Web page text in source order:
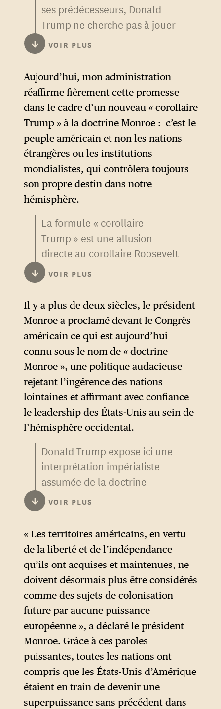
ses prédécesseurs, Donald
Trump ne cherche pas à jouer
sur l’ambiguïté permise par
l’adjectif anglais
« souveraineté américaine »
qu’il célèbre est clairement
celle des seuls États-Unis et
non de l’ensemble du
continent américain. Ce sont
la patrie, les intérêts et le
bien-être des seuls citoyens
états-uniens qui le
préoccupent.
↓ VOIR PLUS
Aujourd’hui, mon administration
réaffirme fièrement cette promesse
dans le cadre d’un nouveau « corollaire
Trump » à la doctrine Monroe : c’est le
peuple américain et non les nations
étrangères ou les institutions
mondialistes, qui contrôlera toujours
son propre destin dans notre
hémisphère.
La formule « corollaire
Trump » est une allusion
directe au corollaire Roosevelt
de 1904. Dans les deux cas, il
s’agit d’infléchir la politique
étrangère états-unienne. Mais
de présenter ce changement
non pas comme une
nouveauté, mais comme une
simple actualisation, qui
découlerait de la doctrine
Monroe sans la remettre
fondamentalement en cause.
↓ VOIR PLUS
Il y a plus de deux siècles, le président
Monroe a proclamé devant le Congrès
américain ce qui est aujourd’hui
connu sous le nom de « doctrine
Monroe », une politique audacieuse
rejetant l’ingérence des nations
lointaines et affirmant avec confiance
le leadership des États-Unis au sein de
l’hémisphère occidental.
Donald Trump expose ici une
interprétation impérialiste
assumée de la doctrine
Monroe. Il ne cherche pas
comme certains de ses
prédécesseurs à la présenter
comme une opposition de
principe aux ingérences
étrangères en Amérique : les
seules qu’il dénonce sont
celles provenant des « nations
lointaines », autrement dit
non américaines. C’est là une
manière de légitimer en creux
les ingérences proches,
autrement dit provenant des
États-Unis eux-mêmes.
↓ VOIR PLUS
« Les territoires américains, en vertu
de la liberté et de l’indépendance
qu’ils ont acquises et maintenues, ne
doivent désormais plus être considérés
comme des sujets de colonisation
future par aucune puissance
européenne », a déclaré le président
Monroe. Grâce à ces paroles
puissantes, toutes les nations ont
compris que les États-Unis d’Amérique
étaient en train de devenir une
superpuissance sans précédent dans